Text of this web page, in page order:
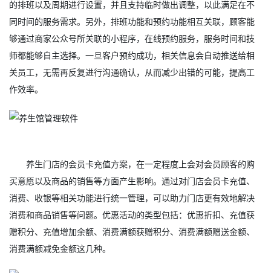
的排班以及周期进行设置，并且支持临时做出调整，以此满足在不
同时间的服务需求。另外，排班功能和预约功能相互关联，顾客能
够通过商家公众号所关联的小程序，在线预约服务，服务时间和技
师都能够自主选择。一旦客户预约成功，相关信息会自动推送给相
关员工，无需再反复进行沟通确认，从而减少出错的可能，提高工
作效率。
养生门店的会员卡充值方案，在一定程度上会对会员顾客的购
买意愿以及商品的销售等方面产生影响。通过对门店会员卡充值、
消费、收银等相关功能进行统一管理，可以助力门店更有效地解决
消费和商品销售等问题。优惠活动的类型包括：优惠折扣、充值获
赠积分、充值增加余额、消费满额获赠积分、消费满额赠送金额、
消费满额减免金额这几种。